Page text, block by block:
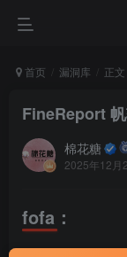
首页 漏洞库 正文
FineReport
棉花糖
2025年12月
fofa：